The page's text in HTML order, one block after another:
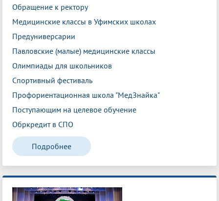
Обращение к ректору
Медицинские классы в Уфимских школах
Предуниверсарии
Павловские (малые) медицинские классы
Олимпиады для школьников
Спортивный фестиваль
Профориентационная школа "МедЗнайка"
Поступающим на целевое обучение
Обркредит в СПО
Подробнее